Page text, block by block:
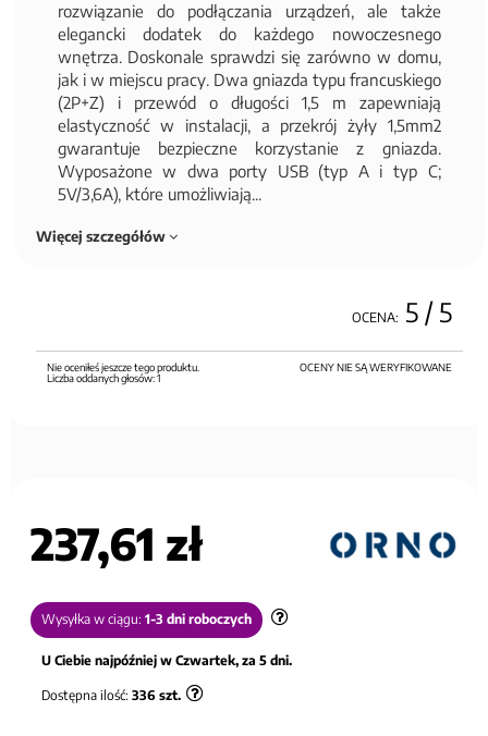
rozwiązanie do podłączania urządzeń, ale także
elegancki dodatek do każdego nowoczesnego
wnętrza. Doskonale sprawdzi się zarówno w domu,
jak i w miejscu pracy. Dwa gniazda typu francuskiego
(2P+Z) i przewód o długości 1,5 m zapewniają
elastyczność w instalacji, a przekrój żyły 1,5mm2
gwarantuje bezpieczne korzystanie z gniazda.
Wyposażone w dwa porty USB (typ A i typ C;
5V/3,6A), które umożliwiają...
Więcej szczegółów
OCENA: 5/ 5
OCENY NIE SĄ WERYFIKOWANE
Nie oceniłeś jeszcze tego produktu.
Liczba oddanych głosów:1
237,61 zł
Wysyłka w ciągu: 1-3 dni roboczych
U Ciebie najpóźniej w Czwartek, za 5 dni.
Dostępna ilość: 336 szt.